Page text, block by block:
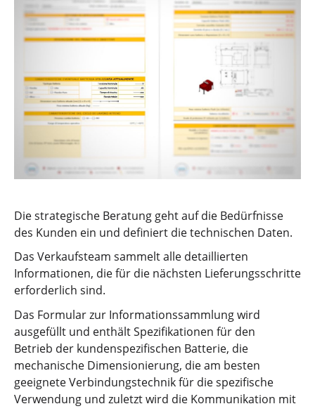
Die strategische Beratung geht auf die Bedürfnisse
des Kunden ein und definiert die technischen Daten.
Das Verkaufsteam sammelt alle detaillierten
Informationen, die für die nächsten Lieferungsschritte
erforderlich sind.
Das Formular zur Informationssammlung wird
ausgefüllt und enthält Spezifikationen für den
Betrieb der kundenspezifischen Batterie, die
mechanische Dimensionierung, die am besten
geeignete Verbindungstechnik für die spezifische
Verwendung und zuletzt wird die Kommunikation mit